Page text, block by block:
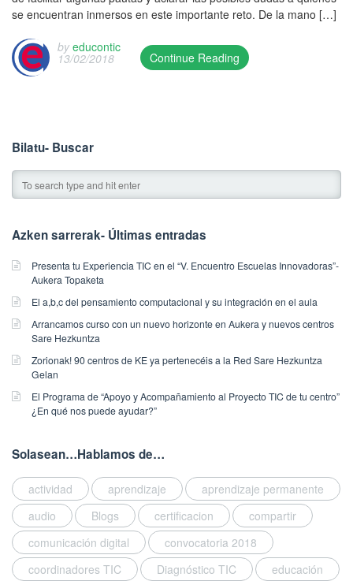
se encuentran inmersos en este importante reto. De la mano […]
T
e
n
t
a
p
b
l
s
e
d
1
/
0
2
/
2
0
by educontic
13/02/2018 Continue Reading
Bilatu- Buscar
Azken sarrerak- Últimas entradas
Presenta tu Experiencia TIC en el “V. Encuentro Escuelas Innovadoras”-
Aukera Topaketa
El a,b,c del pensamiento computacional y su integración en el aula
Arrancamos curso con un nuevo horizonte en Aukera y nuevos centros
Sare Hezkuntza
Zorionak! 90 centros de KE ya pertenecéis a la Red Sare Hezkuntza
Gelan
El Programa de “Apoyo y Acompañamiento al Proyecto TIC de tu centro”
¿En qué nos puede ayudar?”
Solasean…Hablamos de…
actividad aprendizaje
aprendizaje permanente
audio
Blogs certificacion
compartir
comunicación digital
convocatoria 2018
coordinadores TIC
Diagnóstico TIC
educación